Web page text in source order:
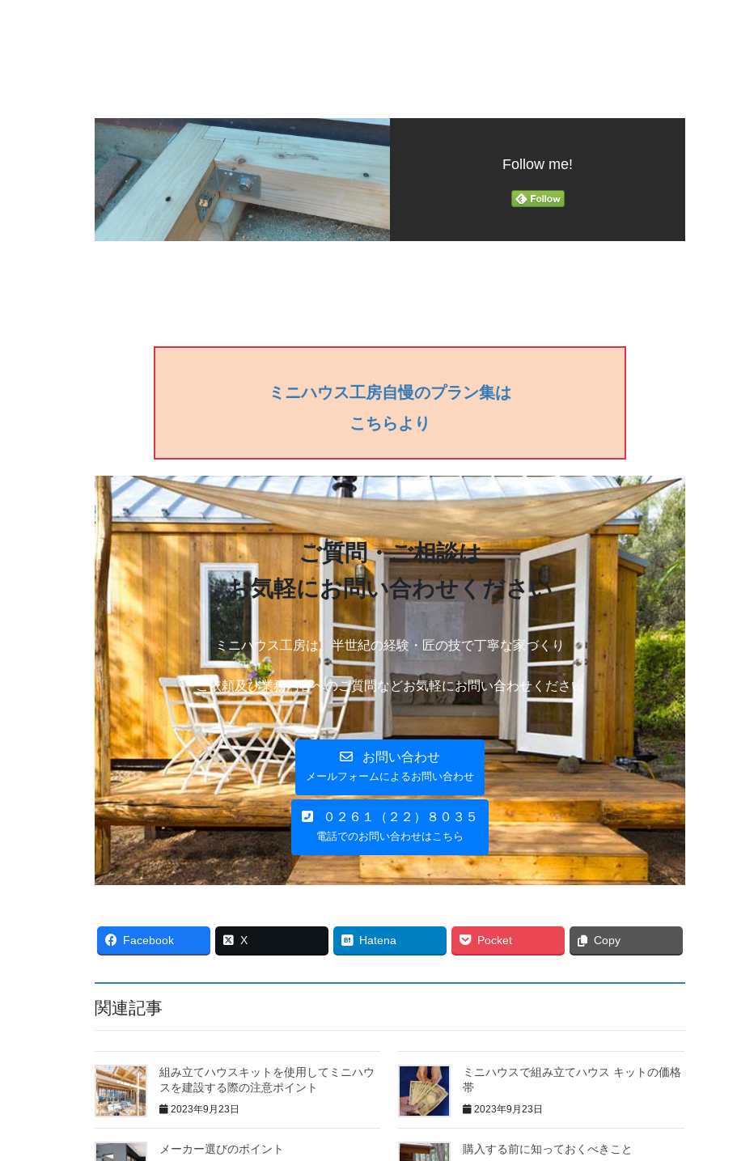
Follow me!
ミニハウス工房自慢のプラン集は
こちらより
ご質問・ご相談は
お気軽にお問い合わせください
ミニハウス工房は、半世紀の経験・ 匠の技で丁寧な家づくり
ご依頼及び業務内容へのご質問などお気軽にお問い合わせください
お問い合わせ
メールフォームによるお問い合わせ
０２６１（２２）８０３５
電話でのお問い合わせはこちら
Facebook X Hatena Pocket Copy
関連記事
組み立てハウスキットを使用してミニハウ
スを建設する際の注意ポイント
2023年9月23日
ミニハウスで組み立てハウス キットの価格
帯
2023年9月23日
メーカー選びのポイント 購入する前に知っておくべきこと